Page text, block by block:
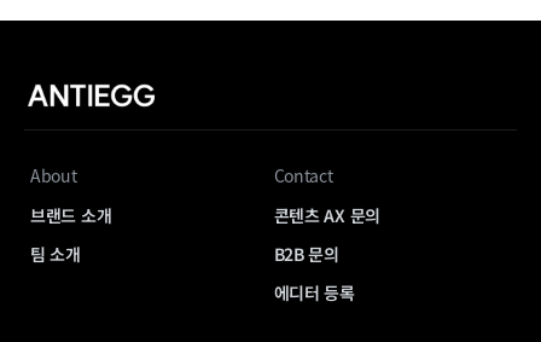
About
브랜드 소개
팀 소개
Contact
콘텐츠 AX 문의
B2B 문의
에디터 등록